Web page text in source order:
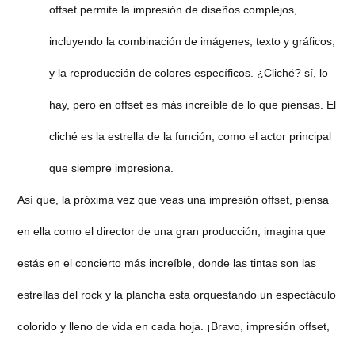
offset permite la impresión de diseños complejos,
incluyendo la combinación de imágenes, texto y gráficos,
y la reproducción de colores específicos. ¿Cliché? sí, lo
hay, pero en offset es más increíble de lo que piensas. El
cliché es la estrella de la función, como el actor principal
que siempre impresiona.
Así que, la próxima vez que veas una impresión offset, piensa
en ella como el director de una gran producción, imagina que
estás en el concierto más increíble, donde las tintas son las
estrellas del rock y la plancha esta orquestando un espectáculo
colorido y lleno de vida en cada hoja. ¡Bravo, impresión offset,